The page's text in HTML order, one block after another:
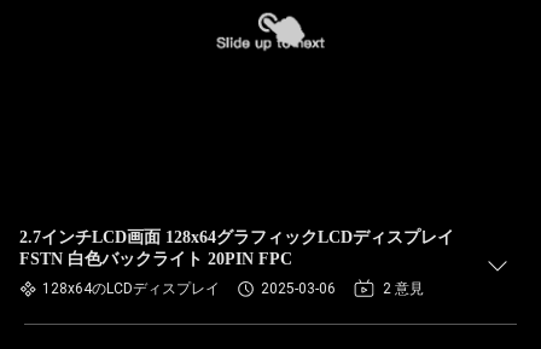
2.7インチLCD画面 128x64グラフィックLCDディスプレイ
FSTN 白色バックライト 20PIN FPC
128x64のLCDディスプレイ 2025-03-06 2 意見